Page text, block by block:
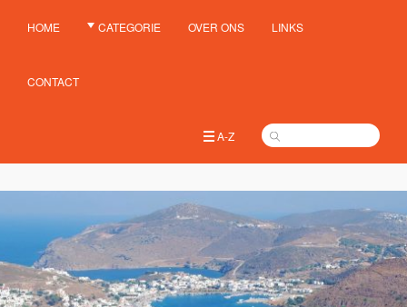
HOME CATEGORIE OVER ONS LINKS
CONTACT
A-Z